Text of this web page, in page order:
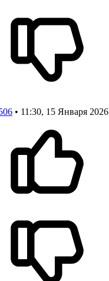
• 11:30, 15 Января 2026